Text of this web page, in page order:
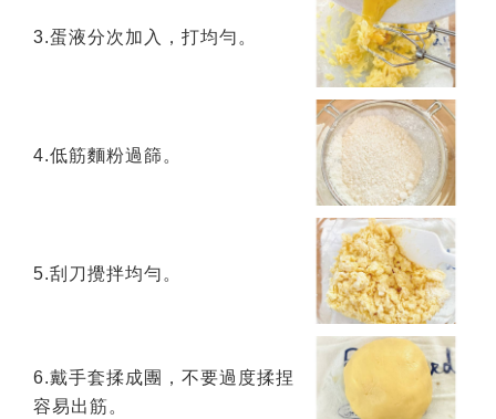
3.蛋液分次加入，打均勻。
4.低筋麵粉過篩。
5.刮刀攪拌均勻。
6.戴手套揉成團，不要過度揉捏
容易出筋。